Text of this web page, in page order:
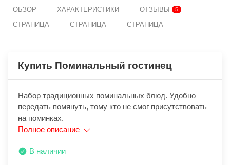
ОБЗОР ХАРАКТЕРИСТИКИ ОТЗЫВЫ 5
СТРАНИЦА СТРАНИЦА СТРАНИЦА
Купить Поминальный гостинец
Набор традиционных поминальных блюд. Удобно
передать помянуть, тому кто не смог присутствовать
на поминках.
Полное описание
В наличии